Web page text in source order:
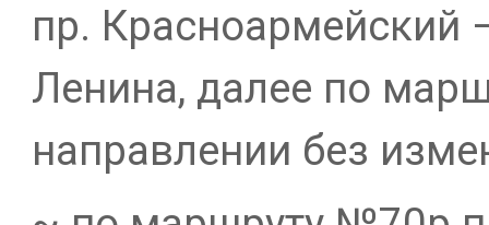
пр. Красноармейский
Ленина, далее по
направлении без